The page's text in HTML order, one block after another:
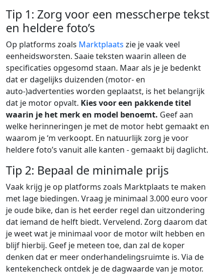
Tip 1: Zorg voor een messcherpe tekst
en heldere foto’s
Op platforms zoals Marktplaats zie je vaak veel
eenheidsworsten. Saaie teksten waarin alleen de
specificaties opgesomd staan. Maar als je je bedenkt
dat er dagelijks duizenden (motor- en
auto-)advertenties worden geplaatst, is het belangrijk
dat je motor opvalt. Kies voor een pakkende titel
waarin je het merk en model benoemt. Geef aan
welke herinneringen je met de motor hebt gemaakt en
waarom je ‘m verkoopt. En natuurlijk zorg je voor
heldere foto’s vanuit alle kanten - gemaakt bij daglicht.
Tip 2: Bepaal de minimale prijs
Vaak krijg je op platforms zoals Marktplaats te maken
met lage biedingen. Vraag je minimaal 3.000 euro voor
je oude bike, dan is het eerder regel dan uitzondering
dat iemand de helft biedt. Vervelend. Zorg daarom dat
je weet wat je minimaal voor de motor wilt hebben en
blijf hierbij. Geef je meteen toe, dan zal de koper
denken dat er meer onderhandelingsruimte is. Via de
kentekencheck ontdek je de dagwaarde van je motor.